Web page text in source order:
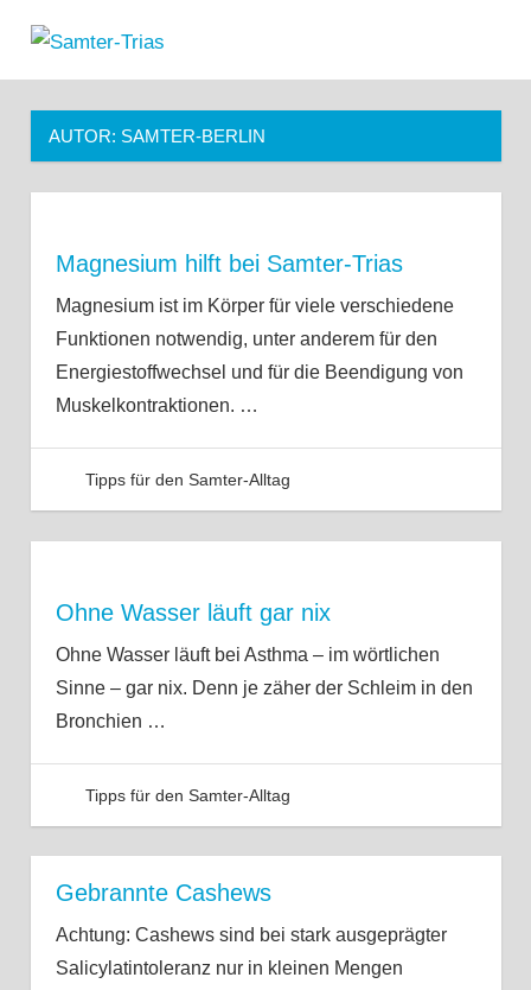
Inhalt
springen
Polypen
Salicylsäure-
AUTOR: SAMTER-BERLIN
Magnesium hilft bei Samter-Trias
Magnesium ist im Körper für viele verschiedene
Funktionen notwendig, unter anderem für den
Energiestoffwechsel und für die Beendigung von
Muskelkontraktionen. …
Tipps für den Samter-Alltag
Ohne Wasser läuft gar nix
Ohne Wasser läuft bei Asthma – im wörtlichen
Sinne – gar nix. Denn je zäher der Schleim in den
Bronchien …
Tipps für den Samter-Alltag
Gebrannte Cashews
Achtung: Cashews sind bei stark ausgeprägter
Salicylatintoleranz nur in kleinen Mengen